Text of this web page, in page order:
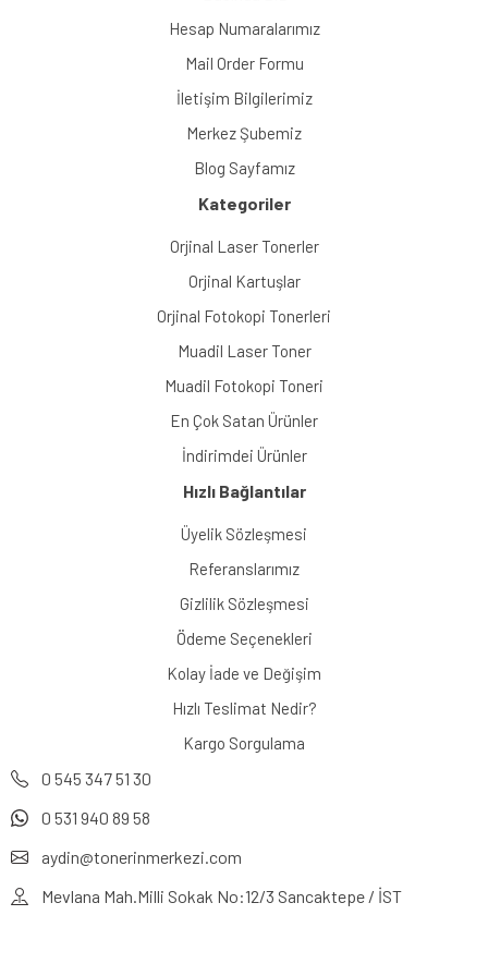
Hesap Numaralarımız
Mail Order Formu
İletişim Bilgilerimiz
Merkez Şubemiz
Blog Sayfamız
Kategoriler
Orjinal Laser Tonerler
Orjinal Kartuşlar
Orjinal Fotokopi Tonerleri
Muadil Laser Toner
Muadil Fotokopi Toneri
En Çok Satan Ürünler
İndirimdei Ürünler
Hızlı Bağlantılar
Üyelik Sözleşmesi
Referanslarımız
Gizlilik Sözleşmesi
Ödeme Seçenekleri
Kolay İade ve Değişim
Hızlı Teslimat Nedir?
Kargo Sorgulama
0 545 347 51 30
0 531 940 89 58
aydin@tonerinmerkezi.com
Mevlana Mah.Milli Sokak No:12/3 Sancaktepe / İST